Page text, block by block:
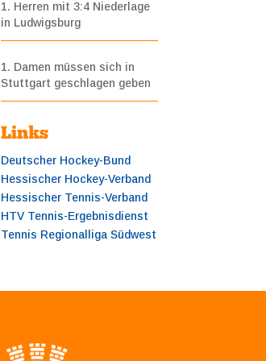
1. Herren mit 3:4 Niederlage
in Ludwigsburg
1. Damen müssen sich in
Stuttgart geschlagen geben
Links
Deutscher Hockey-Bund
Hessischer Hockey-Verband
Hessischer Tennis-Verband
HTV Tennis-Ergebnisdienst
Tennis Regionalliga Südwest